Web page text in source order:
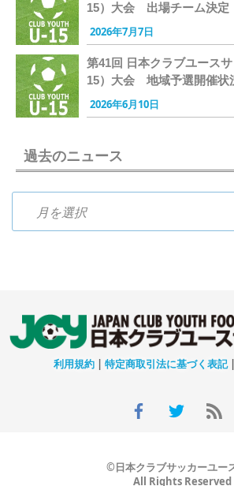
15）大会 出場チーム決定
2026年7月7日
第41回 日本クラブユース
15）大会 地域予選開催状
2026年6月10日
過去のニュース
利用規約 | 特定商取引法に基づく表記|
©日本クラブサッカーユー
All Rights Reserved